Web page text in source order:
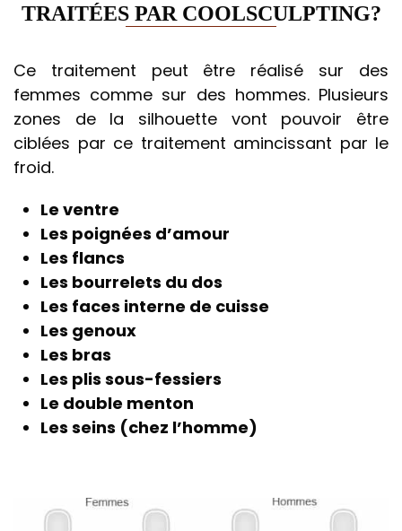
TRAITÉES PAR COOLSCULPTING?
Ce traitement peut être réalisé sur des
femmes comme sur des hommes. Plusieurs
zones de la silhouette vont pouvoir être
ciblées par ce traitement amincissant par le
froid.
Le ventre
Les poignées d’amour
Les flancs
Les bourrelets du dos
Les faces interne de cuisse
Les genoux
Les bras
Les plis sous-fessiers
Le double menton
Les seins (chez l’homme)